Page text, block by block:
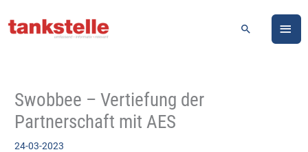
Inhalt
Suchen
Swobbee – Vertiefung der
Partnerschaft mit AES
24-03-2023